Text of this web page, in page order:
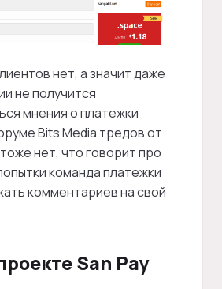
нет, а значит даже
не получится
мнения о платежки
Bits Media тредов от
нет, что говорит про
команда платежки
комментариев на свой
San Pay